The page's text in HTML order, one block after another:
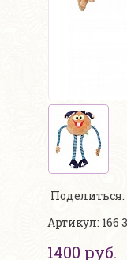
Поделиться:
Артикул: 166
1400 руб.